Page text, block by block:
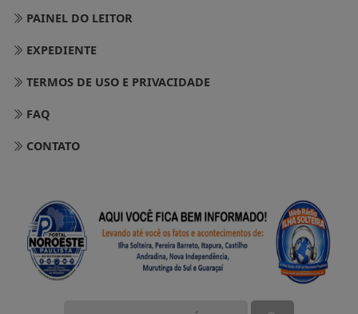
PAINEL DO LEITOR
EXPEDIENTE
TERMOS DE USO E PRIVACIDADE
FAQ
CONTATO